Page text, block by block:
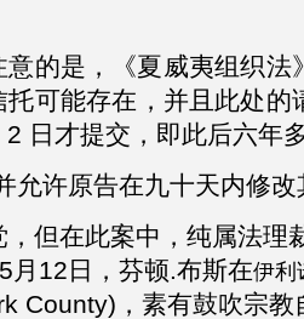
意的是，《夏威夷组织法
托可能存在，并且此处的
2 日才提交，即此后六年
允许原告在九十天内修改
，但在此案中，纯属法理
月12日，芬顿.布斯在伊利
County)，素有鼓吹宗教